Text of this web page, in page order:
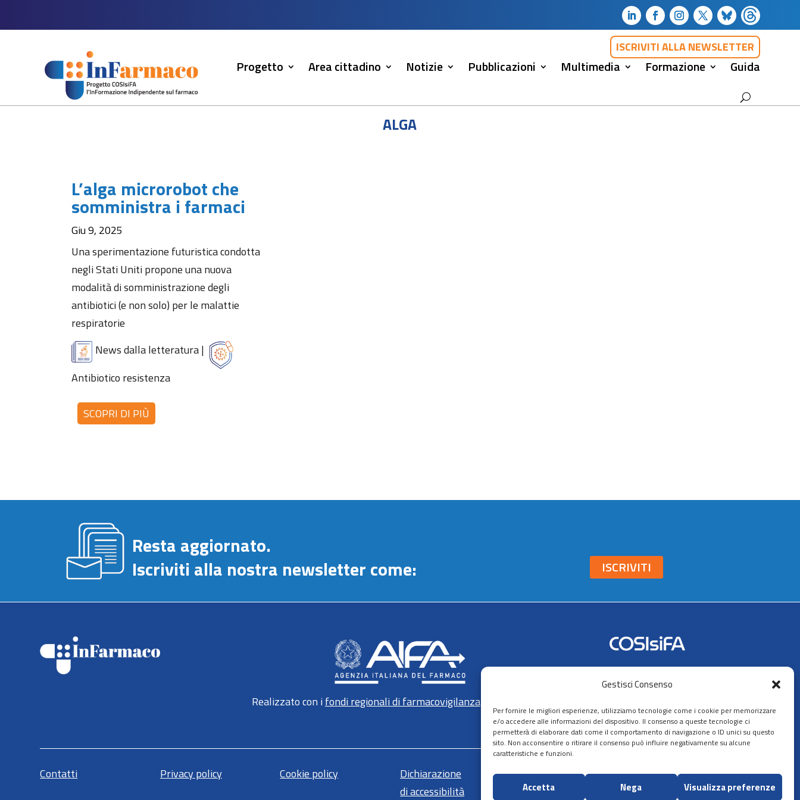
Gestisci Consenso
Per fornire le migliori esperienze, utilizziamo tecnologie come i cookie per memorizzare
e/o accedere alle informazioni del dispositivo. Il consenso a queste tecnologie ci
permetterà di elaborare dati come il comportamento di navigazione o ID unici su questo
sito. Non acconsentire o ritirare il consenso può influire negativamente su alcune
caratteristiche e funzioni.
Accetta Nega Visualizza preferenze
ISCRIVITI ALLA NEWSLETTER
Progetto Area cittadino Notizie Pubblicazioni Multimedia Formazione Guida
alga
L’alga microrobot che
somministra i farmaci
Giu 9, 2025
Una sperimentazione futuristica condotta
negli Stati Uniti propone una nuova
modalità di somministrazione degli
antibiotici (e non solo) per le malattie
respiratorie
News dalla letteratura|
Antibiotico resistenza
SCOPRI DI PIÙ
Resta aggiornato.
Iscriviti alla nostra newsletter come:
ISCRIVITI
Realizzato con ifondi regionali di farmacovigilanzagestiti da AIFA
Seguici su:
Contatti Privacy policy Cookie policy
Dichiarazione
di accessibilità
Mappa del sito